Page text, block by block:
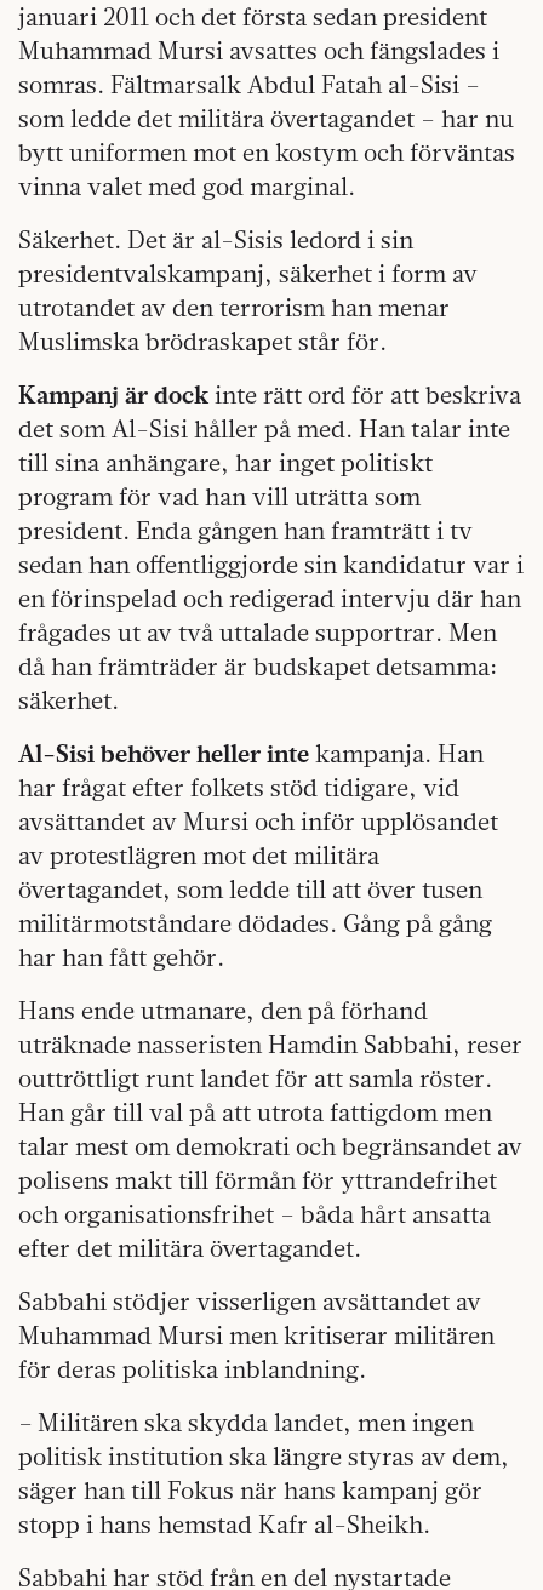
januari 2011 och det första sedan president
Muhammad Mursi avsattes och fängslades i
somras. Fältmarsalk Abdul Fatah al-Sisi –
som ledde det militära övertagandet – har nu
bytt uniformen mot en kostym och förväntas
vinna valet med god marginal.
Säkerhet. Det är al-Sisis ledord i sin
presidentvalskampanj, säkerhet i form av
utrotandet av den terrorism han menar
Muslimska brödraskapet står för.
Kampanj är dock inte rätt ord för att beskriva
det som Al-Sisi håller på med. Han talar inte
till sina anhängare, har inget politiskt
program för vad han vill uträtta som
president. Enda gången han framträtt i tv
sedan han offentliggjorde sin kandidatur var i
en förinspelad och redigerad intervju där han
frågades ut av två uttalade supportrar. Men
då han främträder är budskapet detsamma:
säkerhet.
Al-Sisi behöver heller inte kampanja. Han
har frågat efter folkets stöd tidigare, vid
avsättandet av Mursi och inför upplösandet
av protestlägren mot det militära
övertagandet, som ledde till att över tusen
militärmotståndare dödades. Gång på gång
har han fått gehör.
Hans ende utmanare, den på förhand
uträknade nasseristen Hamdin Sabbahi, reser
outtröttligt runt landet för att samla röster.
Han går till val på att utrota fattigdom men
talar mest om demokrati och begränsandet av
polisens makt till förmån för yttrandefrihet
och organisationsfrihet – båda hårt ansatta
efter det militära övertagandet.
Sabbahi stödjer visserligen avsättandet av
Muhammad Mursi men kritiserar militären
för deras politiska inblandning.
– Militären ska skydda landet, men ingen
politisk institution ska längre styras av dem,
säger han till Fokus när hans kampanj gör
stopp i hans hemstad Kafr al-Sheikh.
Sabbahi har stöd från en del nystartade